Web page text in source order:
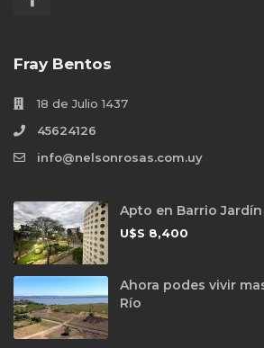
Fray Bentos
18 de Julio 1437
45624126
info@nelsonrosas.com.uy
Apto en Barrio Jardín
U$S 8,400
Ahora podes vivir
Río